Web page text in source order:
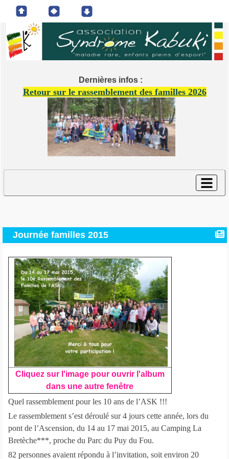
Dernières infos :
Retour sur le rassemblement des familles 2026
Journée familles 2015
Cliquez sur l'image pour ouvrir l'album
dans une autre fenêtre
Quel rassemblement pour les 10 ans de l’ASK !!!
Le rassemblement s’est déroulé sur 4 jours cette année, lors du
pont de l’Ascension, du 14 au 17 mai 2015, au Camping La
Bretèche***, proche du Parc du Puy du Fou.
82 personnes avaient répondu à l’invitation, soit environ 20